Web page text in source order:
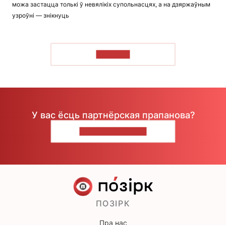
можа застацца толькі ў невялікіх супольнасцях, а на дзяржаўным
узроўні — знікнуць
У вас ёсць партнёрская прапанова?
ПОЗІРК
Пра нас